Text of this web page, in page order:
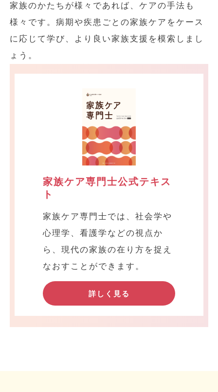
家族のかたちが様々であれば、ケアの手法も
様々です。病期や疾患ごとの家族ケアをケース
に応じて学び、より良い家族支援を模索しまし
ょう。
家族ケア専門士公式テキス
ト
家族ケア専門士では、社会学や
心理学、看護学などの視点か
ら、現代の家族の在り方を捉え
なおすことができます。
詳しく見る